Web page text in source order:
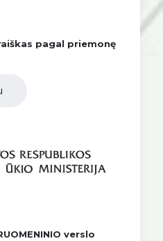
pagal priemonę
verslo